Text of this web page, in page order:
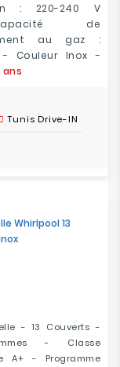
: 220-240 V
de
au gaz :
- Couleur Inox -
Tunis Drive-IN
Whirlpool 13
- 13 Couverts -
- Classe
A+ - Programme